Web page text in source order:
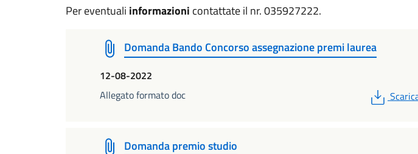
Per eventuali informazioni contattate il nr. 035927222.
Domanda Bando Concorso assegnazione premi laurea
12-08-2022
Allegato formato doc
PDF
Domanda premio studio